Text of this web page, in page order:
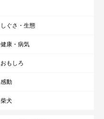
しぐさ・生態
健康・病気
おもしろ
感動
柴犬